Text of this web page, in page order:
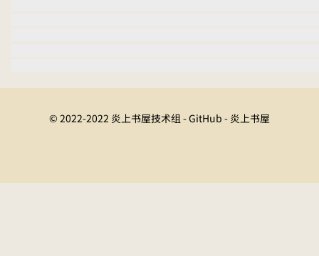
© 2022-2022 炎上书屋技术组 - GitHub - 炎上书屋